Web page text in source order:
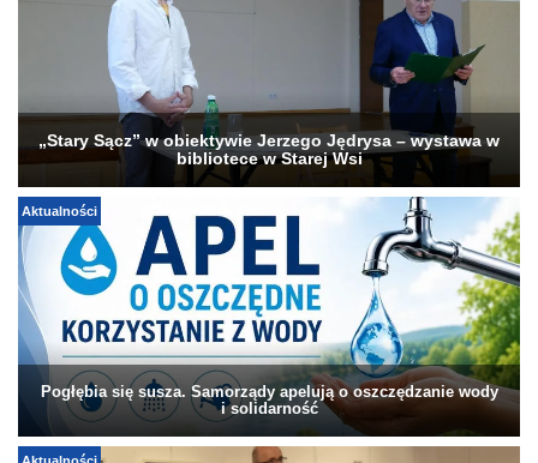
„Stary Sącz” w obiektywie Jerzego Jędrysa – wystawa w
bibliotece w Starej Wsi
Aktualności
Pogłębia się susza. Samorządy apelują o oszczędzanie wody
i solidarność